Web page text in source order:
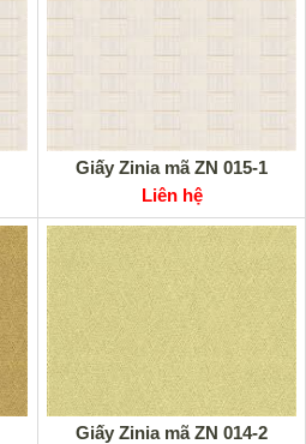
Giấy Zinia mã ZN 015-1
Liên hệ
Giấy Zinia mã ZN 014-2